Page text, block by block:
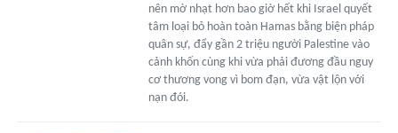
nên mờ nhạt hơn bao giờ hết khi Israel quyết
tâm loại bỏ hoàn toàn Hamas bằng biện pháp
quân sự, đẩy gần 2 triệu người Palestine vào
cảnh khốn cùng khi vừa phải đương đầu nguy
cơ thương vong vì bom đạn, vừa vật lộn với
nạn đói.